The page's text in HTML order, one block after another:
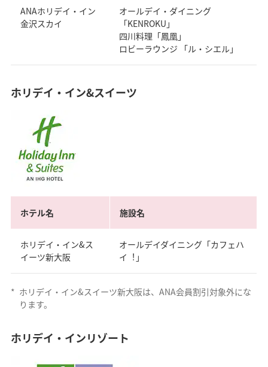
ANAホリデイ・イン
金沢スカイ
オールデイ・ダイニング
「KENROKU」
四川料理「鳳凰」
ロビーラウンジ 「ル・シエル」
ホリデイ・イン&スイーツ
ホテル名 施設名
ホリデイ・イン&ス
イーツ新大阪
オールデイダイニング「カフェハ
イ︕」
* ホリデイ・イン&スイーツ新大阪は、ANA会員割引対象外にな
ります。
ホリデイ・インリゾート